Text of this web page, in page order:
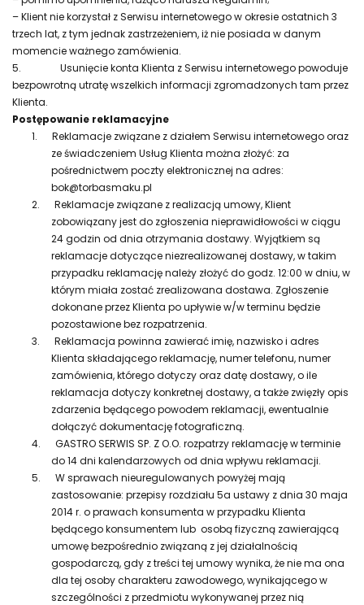
– Klient nie korzystał z Serwisu internetowego w okresie ostatnich 3
trzech lat, z tym jednak zastrzeżeniem, iż nie posiada w danym
momencie ważnego zamówienia.
5.
Usunięcie konta Klienta z Serwisu internetowego powoduje
bezpowrotną utratę wszelkich informacji zgromadzonych tam przez
Klienta.
Postępowanie reklamacyjne
1.
Reklamacje związane z działem Serwisu internetowego oraz
ze świadczeniem Usług Klienta można złożyć: za
pośrednictwem poczty elektronicznej na adres:
bok@torbasmaku.pl
2.
Reklamacje związane z realizacją umowy, Klient
zobowiązany jest do zgłoszenia nieprawidłowości w ciągu
24 godzin od dnia otrzymania dostawy. Wyjątkiem są
reklamacje dotyczące niezrealizowanej dostawy, w takim
przypadku reklamację należy złożyć do godz. 12:00 w dniu, w
którym miała zostać zrealizowana dostawa. Zgłoszenie
dokonane przez Klienta po upływie w/w terminu będzie
pozostawione bez rozpatrzenia.
3.
Reklamacja powinna zawierać imię, nazwisko i adres
Klienta składającego reklamację, numer telefonu, numer
zamówienia, którego dotyczy oraz datę dostawy, o ile
reklamacja dotyczy konkretnej dostawy, a także zwięzły opis
zdarzenia będącego powodem reklamacji, ewentualnie
dołączyć dokumentację fotograficzną.
4.
GASTRO SERWIS SP. Z O.O. rozpatrzy reklamację w terminie
do 14 dni kalendarzowych od dnia wpływu reklamacji.
5.
W sprawach nieuregulowanych powyżej mają
zastosowanie: przepisy rozdziału 5a ustawy z dnia 30 maja
2014 r. o prawach konsumenta w przypadku Klienta
będącego konsumentem lub osobą fizyczną zawierającą
umowę bezpośrednio związaną z jej działalnością
gospodarczą, gdy z treści tej umowy wynika, że nie ma ona
dla tej osoby charakteru zawodowego, wynikającego w
szczególności z przedmiotu wykonywanej przez nią